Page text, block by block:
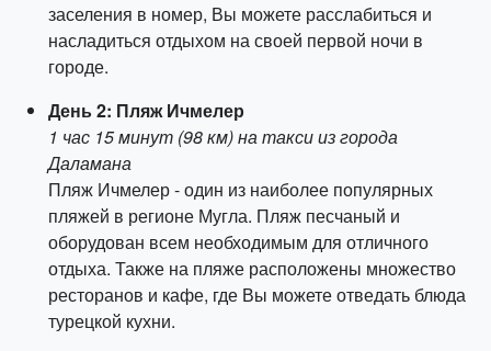
заселения в номер, Вы можете расслабиться и
насладиться отдыхом на своей первой ночи в
городе.
День 2: Пляж Ичмелер
1 час 15 минут (98 км) на такси из города
Даламана
Пляж Ичмелер - один из наиболее популярных
пляжей в регионе Мугла. Пляж песчаный и
оборудован всем необходимым для отличного
отдыха. Также на пляже расположены множество
ресторанов и кафе, где Вы можете отведать блюда
турецкой кухни.